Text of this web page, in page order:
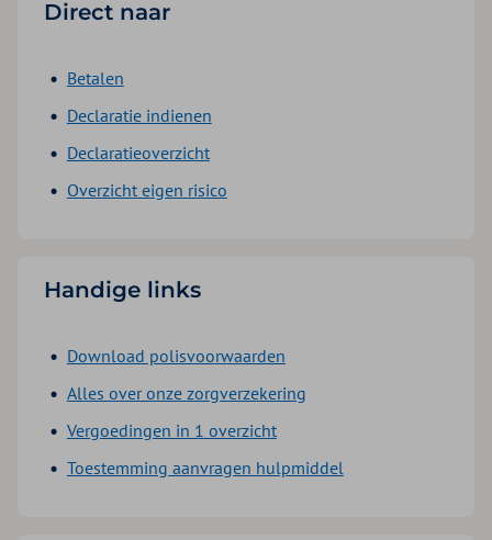
Direct naar
Betalen
Declaratie indienen
Declaratieoverzicht
Overzicht eigen risico
Handige links
Download polisvoorwaarden
Alles over onze zorgverzekering
Vergoedingen in 1 overzicht
Toestemming aanvragen hulpmiddel